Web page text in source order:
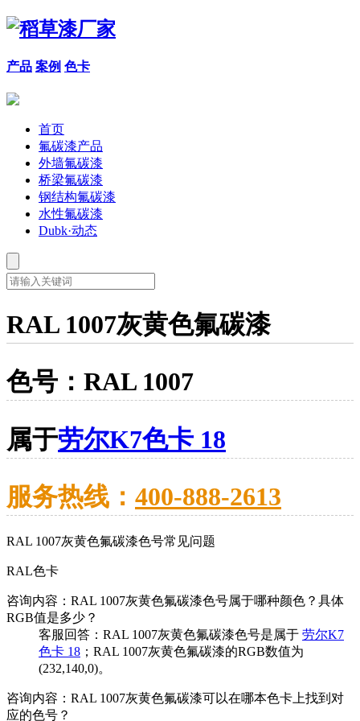
产品 案例 色卡
首页
氟碳漆产品
外墙氟碳漆
桥梁氟碳漆
钢结构氟碳漆
水性氟碳漆
Dubk·动态
RAL 1007灰黄色氟碳漆
色号：RAL 1007
属于劳尔K7色卡 18
服务热线： 400-888-2613
RAL 1007灰黄色氟碳漆色号常见问题
RAL色卡
咨询内容：RAL 1007灰黄色氟碳漆色号属于哪种颜色？具体
RGB值是多少？
客服回答：RAL 1007灰黄色氟碳漆色号是属于 劳尔K7
色卡 18 ；RAL 1007灰黄色氟碳漆的RGB数值为
(232,140,0)。
咨询内容：RAL 1007灰黄色氟碳漆可以在哪本色卡上找到对
应的色号？